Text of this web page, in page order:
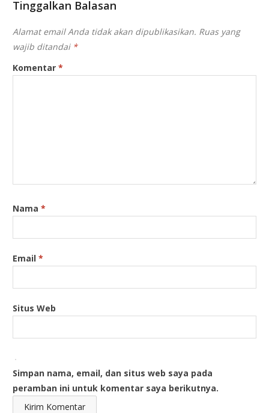
Tinggalkan Balasan
Alamat email Anda tidak akan dipublikasikan. Ruas yang
wajib ditandai *
Komentar*
Nama*
Email*
Situs Web
Simpan nama, email, dan situs web saya pada
peramban ini untuk komentar saya berikutnya.